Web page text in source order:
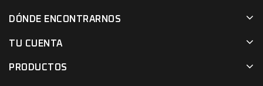
DÓNDE ENCONTRARNOS
TU CUENTA
PRODUCTOS